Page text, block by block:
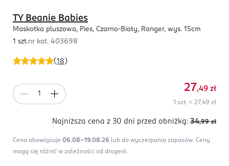
(18 )
TY Beanie Babies
Maskotka pluszowa, Pies, Czarno-Biały, Ranger, wys. 15cm
1 szt.nr kat. 403698
27,49 zł
1 szt. = 27,49 zł
Najniższa cena z 30 dni przed obniżką: 34,99 zł
Cena obowiązuje 06.08-19.08.26 lub do wyczerpania zapasów. Ceny
mogą się różnić w zależności od drogerii.